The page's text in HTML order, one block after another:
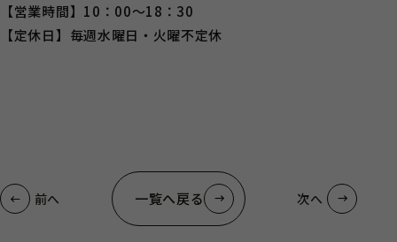
【営業時間】10：00～18：30
【定休日】毎週水曜日・火曜不定休
前へ 一覧へ戻る 次へ